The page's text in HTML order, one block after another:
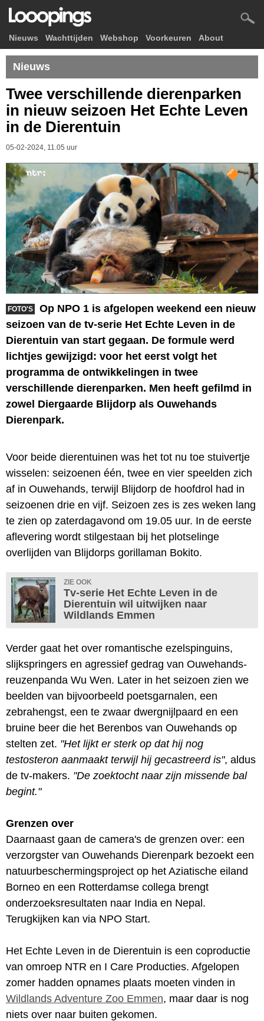
Nieuws Wachttijden Webshop Voorkeuren About
Nieuws
Twee verschillende dierenparken
in nieuw seizoen Het Echte Leven
in de Dierentuin
05-02-2024, 11.05 uur
FOTO'S
Op NPO 1 is afgelopen weekend een nieuw
seizoen van de tv-serie Het Echte Leven in de
Dierentuin van start gegaan. De formule werd
lichtjes gewijzigd: voor het eerst volgt het
programma de ontwikkelingen in twee
verschillende dierenparken. Men heeft gefilmd in
zowel Diergaarde Blijdorp als Ouwehands
Dierenpark.
Voor beide dierentuinen was het tot nu toe stuivertje
wisselen: seizoenen één, twee en vier speelden zich
af in Ouwehands, terwijl Blijdorp de hoofdrol had in
seizoenen drie en vijf. Seizoen zes is zes weken lang
te zien op zaterdagavond om 19.05 uur. In de eerste
aflevering wordt stilgestaan bij het plotselinge
overlijden van Blijdorps gorillaman Bokito.
ZIE OOK
Tv-serie Het Echte Leven in de
Dierentuin wil uitwijken naar
Wildlands Emmen
Verder gaat het over romantische ezelspinguins,
slijkspringers en agressief gedrag van Ouwehands-
reuzenpanda Wu Wen. Later in het seizoen zien we
beelden van bijvoorbeeld poetsgarnalen, een
zebrahengst, een te zwaar dwergnijlpaard en een
bruine beer die het Berenbos van Ouwehands op
stelten zet. "Het lijkt er sterk op dat hij nog
testosteron aanmaakt terwijl hij gecastreerd is", aldus
de tv-makers. "De zoektocht naar zijn missende bal
begint."
Grenzen over
Daarnaast gaan de camera's de grenzen over: een
verzorgster van Ouwehands Dierenpark bezoekt een
natuurbeschermingsproject op het Aziatische eiland
Borneo en een Rotterdamse collega brengt
onderzoeksresultaten naar India en Nepal.
Terugkijken kan via NPO Start.
Het Echte Leven in de Dierentuin is een coproductie
van omroep NTR en I Care Producties. Afgelopen
zomer hadden opnames plaats moeten vinden in
Wildlands Adventure Zoo Emmen, maar daar is nog
niets over naar buiten gekomen.